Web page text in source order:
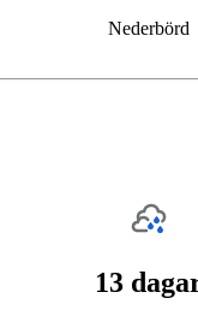
Nederbörd
13